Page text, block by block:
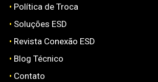
• Política de Troca
• Soluções ESD
• Revista Conexão ESD
• Blog Técnico
• Contato